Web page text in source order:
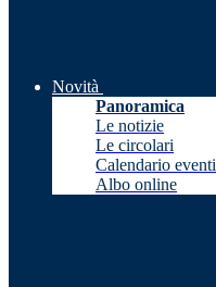
Novità
Panoramica
Le notizie
Le circolari
Calendario eventi
Albo online